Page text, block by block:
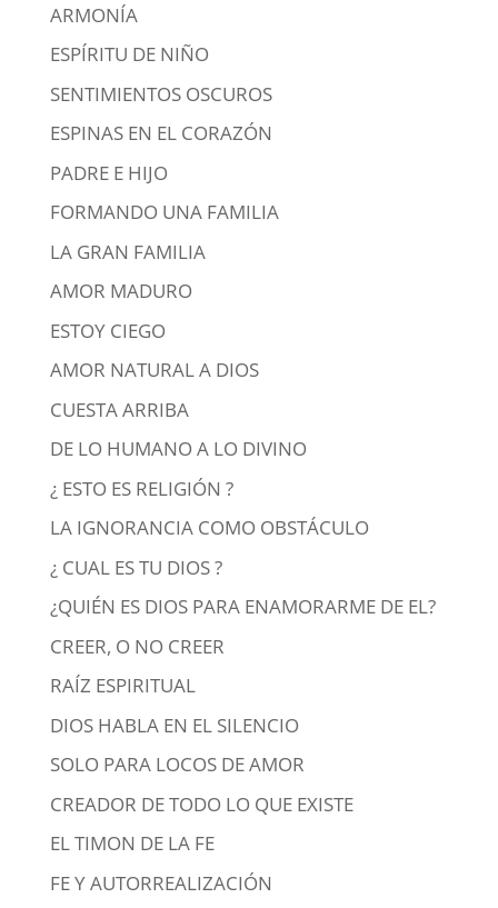
ARMONÍA
ESPÍRITU DE NIÑO
SENTIMIENTOS OSCUROS
ESPINAS EN EL CORAZÓN
PADRE E HIJO
FORMANDO UNA FAMILIA
LA GRAN FAMILIA
AMOR MADURO
ESTOY CIEGO
AMOR NATURAL A DIOS
CUESTA ARRIBA
DE LO HUMANO A LO DIVINO
¿ ESTO ES RELIGIÓN ?
LA IGNORANCIA COMO OBSTÁCULO
¿ CUAL ES TU DIOS ?
¿QUIÉN ES DIOS PARA ENAMORARME DE EL?
CREER, O NO CREER
RAÍZ ESPIRITUAL
DIOS HABLA EN EL SILENCIO
SOLO PARA LOCOS DE AMOR
CREADOR DE TODO LO QUE EXISTE
EL TIMON DE LA FE
FE Y AUTORREALIZACIÓN